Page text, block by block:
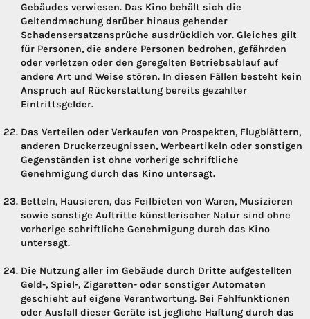
Gebäudes verwiesen. Das Kino behält sich die
Geltendmachung darüber hinaus gehender
Schadensersatzansprüche ausdrücklich vor. Gleiches gilt
für Personen, die andere Personen bedrohen, gefährden
oder verletzen oder den geregelten Betriebsablauf auf
andere Art und Weise stören. In diesen Fällen besteht kein
Anspruch auf Rückerstattung bereits gezahlter
Eintrittsgelder.
Das Verteilen oder Verkaufen von Prospekten, Flugblättern,
anderen Druckerzeugnissen, Werbeartikeln oder sonstigen
Gegenständen ist ohne vorherige schriftliche
Genehmigung durch das Kino untersagt.
Betteln, Hausieren, das Feilbieten von Waren, Musizieren
sowie sonstige Auftritte künstlerischer Natur sind ohne
vorherige schriftliche Genehmigung durch das Kino
untersagt.
Die Nutzung aller im Gebäude durch Dritte aufgestellten
Geld-, Spiel-, Zigaretten- oder sonstiger Automaten
geschieht auf eigene Verantwortung. Bei Fehlfunktionen
oder Ausfall dieser Geräte ist jegliche Haftung durch das